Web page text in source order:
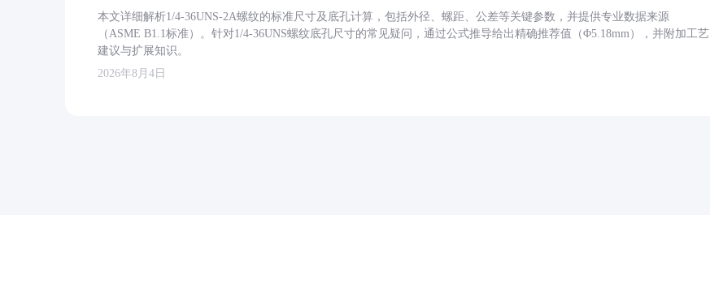
本文详细解析1/4-36UNS-2A螺纹的标准尺寸及底孔计算，包括外径、螺距、公差等关键参数，并提供专业数据来源
（ASME B1.1标准）。针对1/4-36UNS螺纹底孔尺寸的常见疑问，通过公式推导给出精确推荐值（Φ5.18mm），并附加工艺
建议与扩展知识。
2026年8月4日